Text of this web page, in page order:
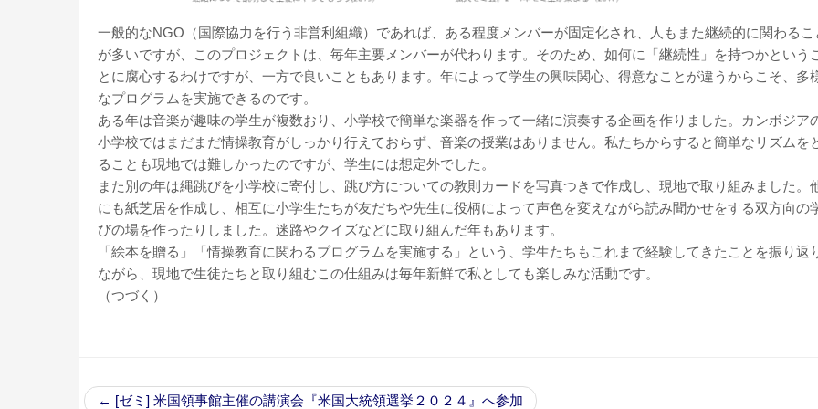
一般的なNGO（国際協力を行う非営利組織）であれば、ある程度メンバーが固定化され、人もまた継続的に関わるこ
が多いですが、このプロジェクトは、毎年主要メンバーが代わります。そのため、如何に「継続性」を持つかという
とに腐心するわけですが、一方で良いこともあります。年によって学生の興味関心、得意なことが違うからこそ、多
なプログラムを実施できるのです。
ある年は音楽が趣味の学生が複数おり、小学校で簡単な楽器を作って一緒に演奏する企画を作りました。カンボジア
小学校ではまだまだ情操教育がしっかり行えておらず、音楽の授業はありません。私たちからすると簡単なリズムを
ることも現地では難しかったのですが、学生には想定外でした。
また別の年は縄跳びを小学校に寄付し、跳び方についての教則カードを写真つきで作成し、現地で取り組みました。
にも紙芝居を作成し、相互に小学生たちが友だちや先生に役柄によって声色を変えながら読み聞かせをする双方向の
びの場を作ったりしました。迷路やクイズなどに取り組んだ年もあります。
「絵本を贈る」「情操教育に関わるプログラムを実施する」という、学生たちもこれまで経験してきたことを振り返
ながら、現地で生徒たちと取り組むこの仕組みは毎年新鮮で私としても楽しみな活動です。
（つづく）
← [ゼミ] 米国領事館主催の講演会『米国大統領選挙２０２４』へ参加